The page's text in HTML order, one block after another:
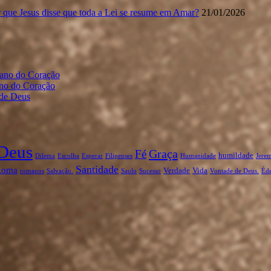
Jesus disse que toda a Lei se resume em Amar? 21/01/2026
do Coração
do Coração
Deus
Dilema Escolha Esperar Filipenses FéGraça Humanidade humildade
romanos Salvação. Santidade Saulo Sucesso Verdade Vida Vontade de Deus.